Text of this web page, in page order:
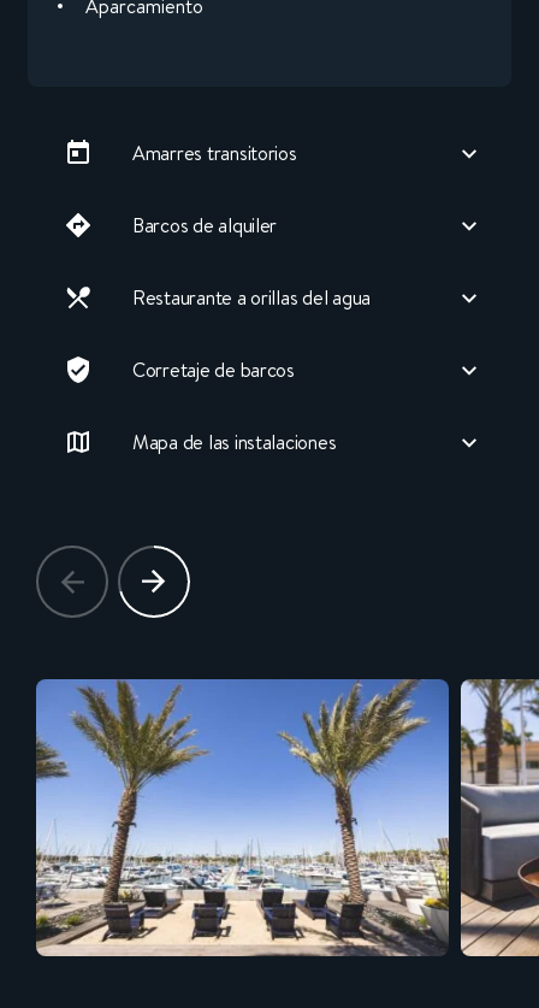
Aparcamiento
Amarres transitorios
Barcos de alquiler
Restaurante a orillas del agua
Corretaje de barcos
Mapa de las instalaciones